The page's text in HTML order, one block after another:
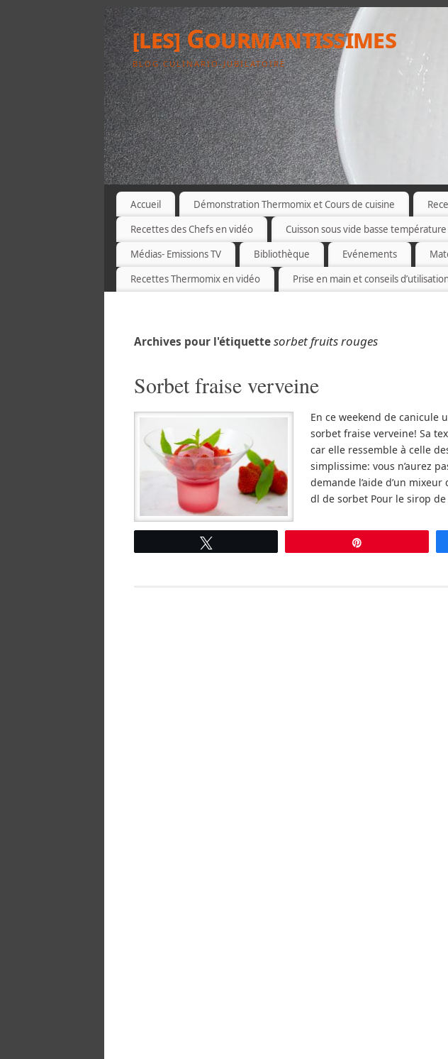
[les] Gourmantissimes
BLOG CULINARIO-JUBILATOIRE
Accueil Démonstration Thermomix et Cours de cuisine
Recettes des Chefs en vidéo
Cuisson sous vide basse température
Médias- Emissions TV
Bibliothèque Evénements
Recettes Thermomix en vidéo
Prise en main et conseils
Archives pour l'étiquettesorbet fruits rouges
Sorbet fraise verveine
En ce weekend de canicule
sorbet fraise verveine! Sa
car elle ressemble à celle
simplissime: vous n’aurez
demande l’aide d’un
dl de sorbet Pour le sirop